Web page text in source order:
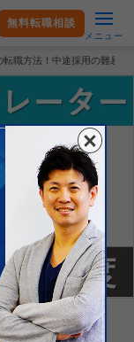
無料転職相談
メニュー
転職方法！中途採用の難易度
易度・求人